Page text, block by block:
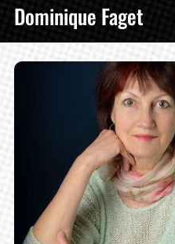
Dominique Faget